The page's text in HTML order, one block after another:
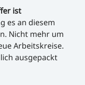
ist
es an diesem
Nicht mehr um
Arbeitskreise.
ausgepackt